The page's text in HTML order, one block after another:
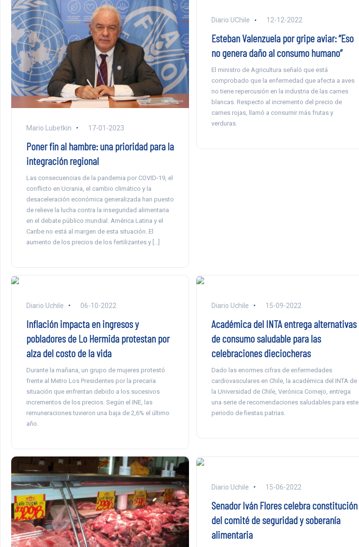
Mario Lubetkin 17-01-2023
Poner fin al hambre: una prioridad para la
integración regional
Las consecuencias de la pandemia por COVID-19, el
conflicto en Ucrania, el cambio climático y la
desaceleración económica generalizada han puesto
de relieve la lucha contra la inseguridad alimentaria
en el debate público mundial. América Latina y el
Caribe no está al margen de esta situación. El
aumento de los precios de los fertilizantes y […]
Diario UChile 12-12-2022
Esteban Valenzuela por gripe aviar: “Eso
no genera daño al consumo humano”
El ministro de Agricultura señaló que está
comprobado que la enfermedad que afecta a aves
no tiene repercusión en la industria de las carnes
blancas. Respecto al incremento del precio de
carnes rojas, llamó a consumir más frutas y
verduras.
Diario Uchile 06-10-2022
Inflación impacta en ingresos y
pobladores de Lo Hermida protestan por
alza del costo de la vida
Durante la mañana, un grupo de mujeres protestó
frente al Metro Los Presidentes por la precaria
situación que enfrentan debido a los sucesivos
incrementos de los precios. Según el INE, las
remuneraciones tuvieron una baja de 2,6% el último
año.
Diario Uchile 15-09-2022
Académica del INTA entrega alternativas
de consumo saludable para las
celebraciones dieciocheras
Dado las enormes cifras de enfermedades
cardiovasculares en Chile, la académica del INTA de
la Universidad de Chile, Verónica Cornejo, entrega
una serie de recomendaciones saludables para este
periodo de fiestas patrias.
Diario Uchile 15-06-2022
Senador Iván Flores celebra constitución
del comité de seguridad y soberanía
alimentaria